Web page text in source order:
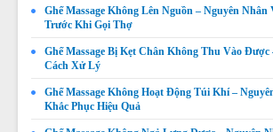
Ghế Massage Không Lên Nguồn – Nguyên
Trước Khi Gọi Thợ
Ghế Massage Bị Kẹt Chân Không Thu Vào Được
Cách Xử Lý
Ghế Massage Không Hoạt Động Túi Khí –
Khắc Phục Hiệu Quả
Chi tiết